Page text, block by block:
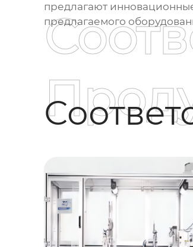
предлагают
предлагаемого